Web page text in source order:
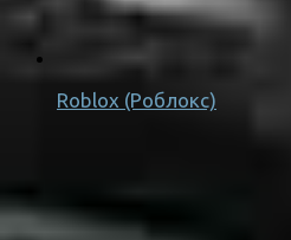
Roblox (Роблокс)